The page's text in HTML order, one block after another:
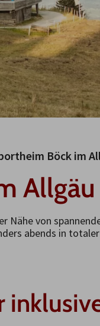
Böck im
Allgäu
Nähe von
abends in